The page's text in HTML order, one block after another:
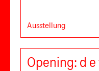
Ausstellung
Opening: d e